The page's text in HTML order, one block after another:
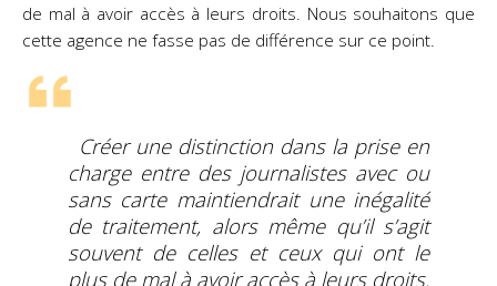
de mal à avoir accès à leurs droits. Nous souhaitons que
cette agence ne fasse pas de différence sur ce point.
Créer une distinction dans la prise en
charge entre des journalistes avec ou
sans carte maintiendrait une inégalité
de traitement, alors même qu’il s’agit
souvent de celles et ceux qui ont le
plus de mal à avoir accès à leurs droits.